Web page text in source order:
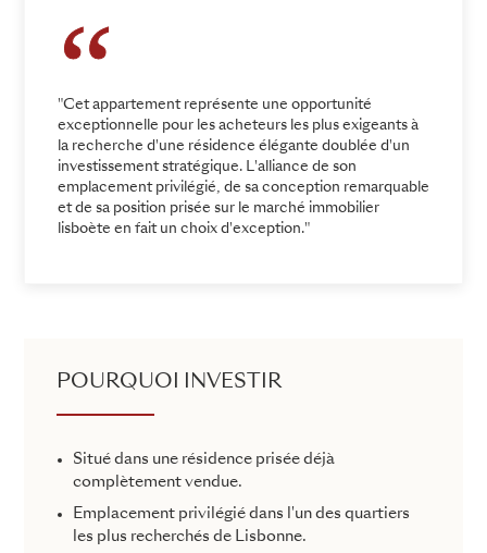
"Cet appartement représente une opportunité
exceptionnelle pour les acheteurs les plus exigeants à
la recherche d'une résidence élégante doublée d'un
investissement stratégique. L'alliance de son
emplacement privilégié, de sa conception remarquable
et de sa position prisée sur le marché immobilier
lisboète en fait un choix d'exception."
POURQUOI INVESTIR
Situé dans une résidence prisée déjà
complètement vendue.
Emplacement privilégié dans l'un des quartiers
les plus recherchés de Lisbonne.